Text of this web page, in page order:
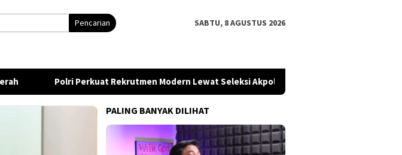
Pencarian SABTU, 8 AGUSTUS 2026
Polri Perkuat Rekrutmen Modern Lewat Seleksi Akpol 2026
PALING BANYAK DILIHAT